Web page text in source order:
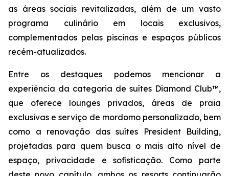
as áreas sociais revitalizadas, além de um vasto
programa culinário em locais exclusivos,
complementados pelas piscinas e espaços públicos
recém-atualizados.
Entre os destaques podemos mencionar a
experiência da categoria de suítes Diamond Club™,
que oferece lounges privados, áreas de praia
exclusivas e serviço de mordomo personalizado, bem
como a renovação das suítes President Building,
projetadas para quem busca o mais alto nível de
espaço, privacidade e sofisticação. Como parte